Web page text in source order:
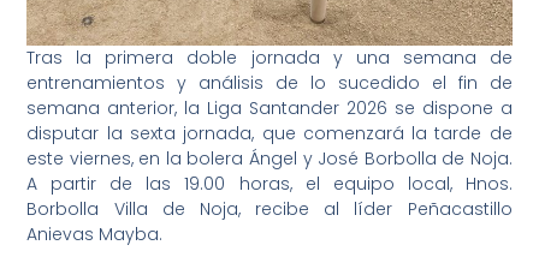
Tras la primera doble jornada y una semana de
entrenamientos y análisis de lo sucedido el fin de
semana anterior, la Liga Santander 2026 se dispone a
disputar la sexta jornada, que comenzará la tarde de
este viernes, en la bolera Ángel y José Borbolla de Noja.
A partir de las 19.00 horas, el equipo local, Hnos.
Borbolla Villa de Noja, recibe al líder Peñacastillo
Anievas Mayba.